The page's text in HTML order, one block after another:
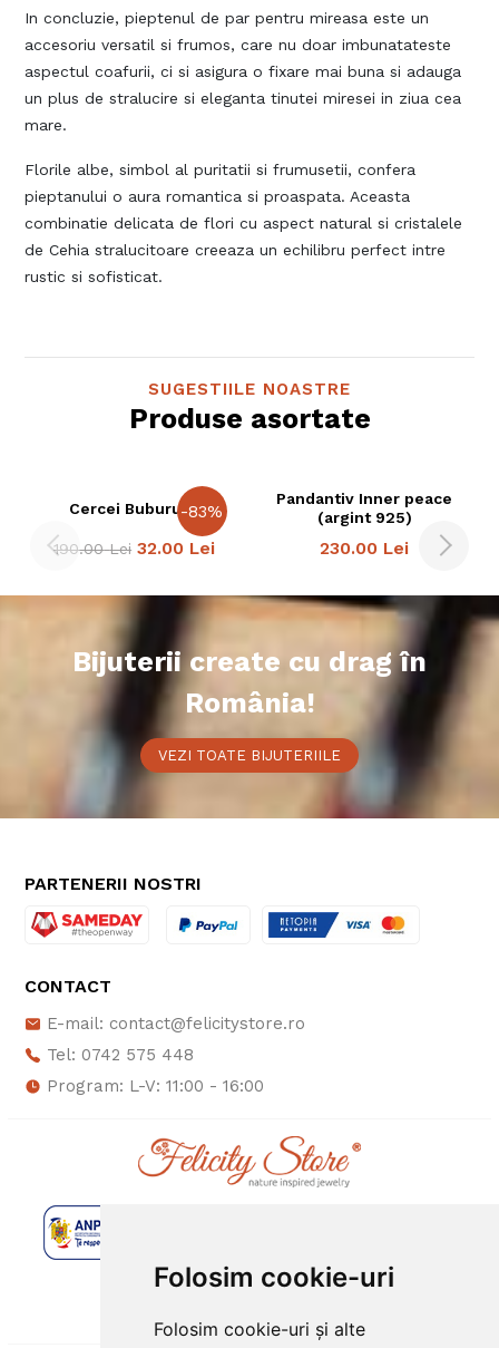
Folosim cookie-uri
Folosim cookie-uri și alte
In concluzie, pieptenul de par pentru mireasa este un
accesoriu versatil si frumos, care nu doar imbunatateste
aspectul coafurii, ci si asigura o fixare mai buna si adauga
un plus de stralucire si eleganta tinutei miresei in ziua cea
mare.
Florile albe, simbol al puritatii si frumusetii, confera
pieptanului o aura romantica si proaspata. Aceasta
combinatie delicata de flori cu aspect natural si cristalele
de Cehia stralucitoare creeaza un echilibru perfect intre
rustic si sofisticat.
SUGESTIILE NOASTRE
Produse asortate
-83%
Cercei Buburuze
190.00 Lei 32.00 Lei
Pandantiv Inner peace
(argint 925)
230.00 Lei
Bijuterii create cu drag în
România!
VEZI TOATE BIJUTERIILE
PARTENERII NOSTRI
CONTACT
E-mail: contact@felicitystore.ro
Tel: 0742 575 448
Program: L-V: 11:00 - 16:00